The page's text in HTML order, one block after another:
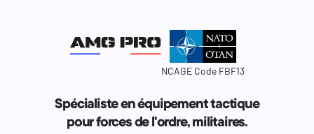
NCAGE Code FBF13
Spécialiste en équipement tactique
pour forces de l'ordre, militaires.